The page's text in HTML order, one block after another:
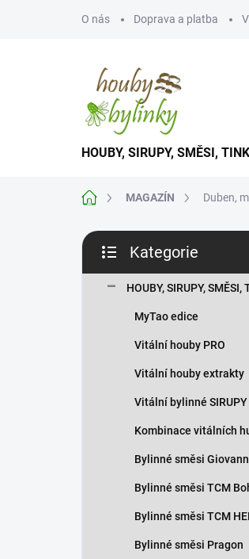
O nás Doprava a platba
HOUBY, SIRUPY, SMĚSI,
Domů MAGAZÍN Duben,
P
s
kategorie
Kategorie
HOUBY, SIRUPY, SMĚSI,
MyTao edice
Vitální houby PRO
Vitální houby extrakty
Vitální bylinné SIRUPY
Kombinace vitálních
Bylinné směsi
Bylinné směsi TCM
Bylinné směsi TCM
Bylinné směsi Pragon